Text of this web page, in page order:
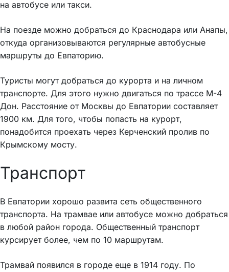
на автобусе или такси.
На поезде можно добраться до Краснодара или Анапы,
откуда организовываются регулярные автобусные
маршруты до Евпаторию.
Туристы могут добраться до курорта и на личном
транспорте. Для этого нужно двигаться по трассе М-4
Дон. Расстояние от Москвы до Евпатории составляет
1900 км. Для того, чтобы попасть на курорт,
понадобится проехать через Керченский пролив по
Крымскому мосту.
Транспорт
В Евпатории хорошо развита сеть общественного
транспорта. На трамвае или автобусе можно добраться
в любой район города. Общественный транспорт
курсирует более, чем по 10 маршрутам.
Трамвай появился в городе еще в 1914 году. По